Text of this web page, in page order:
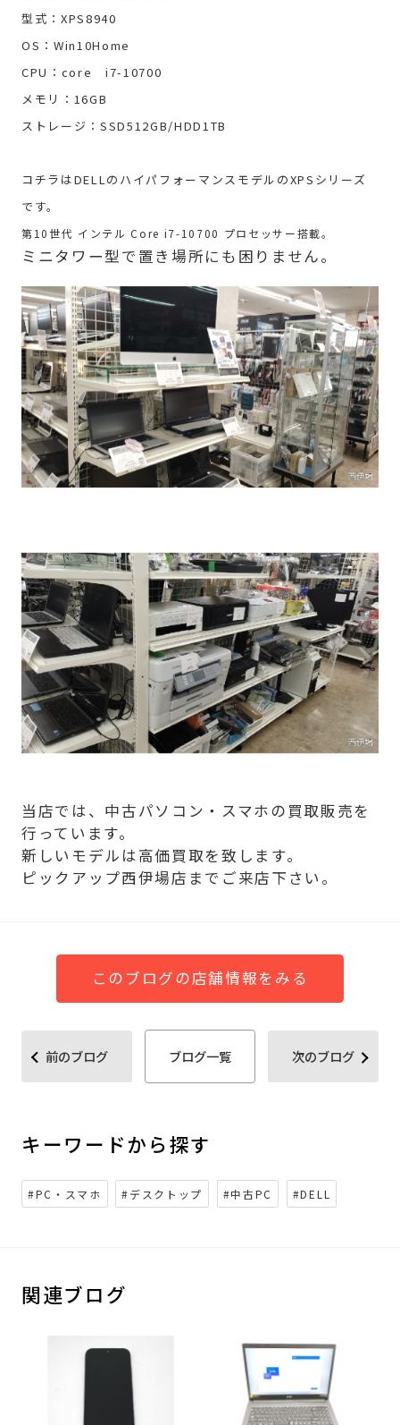
型式：XPS8940
OS：Win10Home
CPU：core i7-10700
メモリ：16GB
ストレージ：SSD512GB/HDD1TB
コチラはDELLのハイパフォーマンスモデルのXPSシリーズ
です。
第10世代 インテル Core i7-10700 プロセッサー搭載。
ミニタワー型で置き場所にも困りません。
当店では、中古パソコン・スマホの買取販売を
行っています。
新しいモデルは高価買取を致します。
ピックアップ西伊場店までご来店下さい。
このブログの店舗情報をみる
前のブログ ブログ一覧 次のブログ
キーワードから探す
#PC・スマホ #デスクトップ #中古PC #DELL
関連ブログ